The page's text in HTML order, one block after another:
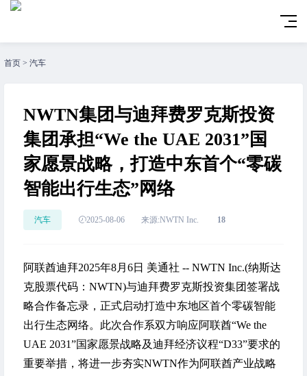
首页 > 汽车
NWTN集团与迪拜费罗克斯投资
集团承担“We the UAE 2031”国
家愿景战略，打造中东首个“零碳
智能出行生态”网络
汽车 2025-08-06 来源:NWTN Inc. 18
阿联酋迪拜2025年8月6日 美通社 -- NWTN Inc.(纳斯达
克股票代码：NWTN)与迪拜费罗克斯投资集团签署战
略合作备忘录，正式启动打造中东地区首个零碳智能
出行生态网络。此次合作系双方响应阿联酋“We the
UAE 2031”国家愿景战略及迪拜经济议程“D33”要求的
重要举措，将进一步夯实NWTN作为阿联酋产业战略